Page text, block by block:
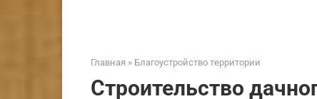
Главная » Благоустройство территории
Строительство